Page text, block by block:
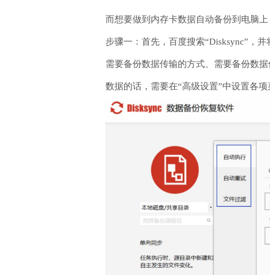
而想要做到内存卡数据自动备份到电脑
步骤一：首先，百度搜索“Disksync”，
需要备份数据传输的方式、需要备份数
数据的话，需要在“高级设置”中设置各